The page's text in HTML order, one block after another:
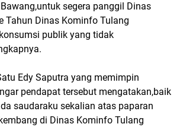
segera panggil Dinas
Tahun Dinas Kominfo Tulang
publik yang tidak
Edy Saputra yang memimpin
pendapat tersebut mengatakan,baik
saudaraku sekalian atas paparan
di Dinas Kominfo Tulang